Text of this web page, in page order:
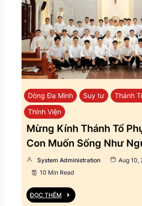
Dòng Đa Minh Suy tư
Thánh
Thỉnh Viện
Mừng Kính Thánh Tổ
Con Muốn Sống Như
System Administration
Aug 10,
10 Min Read
ĐỌC THÊM